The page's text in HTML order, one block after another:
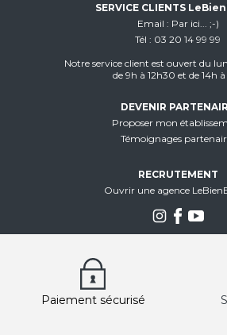
SERVICE CLIENTS
Email
Par ici... ;-)
Tél
03 20 14 99 99
Notre service client est ouvert du
de 9h à 12h30 et de 14h à
DEVENIR
Proposer mon
Témoignages
RECRUTEMENT
Ouvrir une agence
Paiement sécurisé